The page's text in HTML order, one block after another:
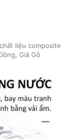
liệu composite
Giả Gỗ